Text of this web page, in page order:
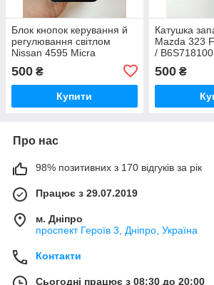
Блок кнопок керування й
регулювання світлом
Nissan 4595 Micra
500 ₴
Купити
Катушка
Mazda 323
/
500₴
Про нас
98% позитивних з 170 відгуків за рік
Працює з 29.07.2019
м. Дніпро
проспект Героїв 3, Дніпро, Україна
Контакти
Сьогодні працює з 08:30 до 20:00